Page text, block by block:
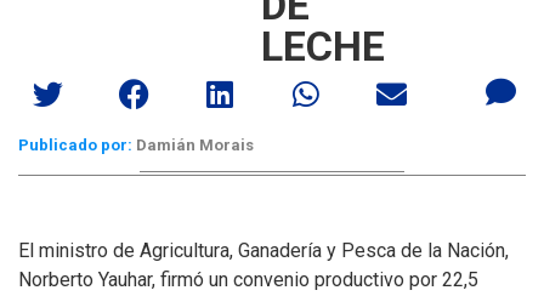
LECHE
Publicado por: Damián Morais
El ministro de Agricultura, Ganadería y Pesca de la Nación,
Norberto Yauhar, firmó un convenio productivo por 22,5